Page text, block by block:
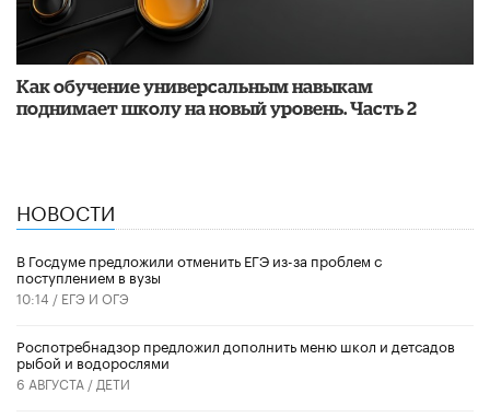
​Как обучение универсальным навыкам
поднимает школу на новый уровень. Часть 2
НОВОСТИ
В Госдуме предложили отменить ЕГЭ из-за проблем с
поступлением в вузы
10:14 / ЕГЭ И ОГЭ
Роспотребнадзор предложил дополнить меню школ и детсадов
рыбой и водорослями
6 АВГУСТА / ДЕТИ